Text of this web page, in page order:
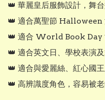
👑 華麗皇后服飾設計，舞
👑 適合萬聖節 Halloween
👑 適合 World Book Day
👑 適合英文日、學校表演
👑 適合與愛麗絲、紅心國
👑 高辨識度角色，容易被